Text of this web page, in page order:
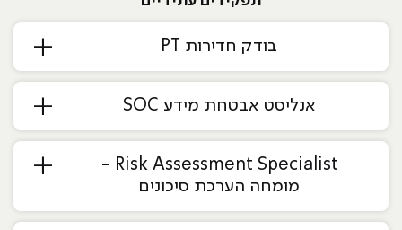
בודק חדירות PT
אנליסט אבטחת מידע SOC
Risk Assessment Specialist -
מומחה הערכת סיכונים